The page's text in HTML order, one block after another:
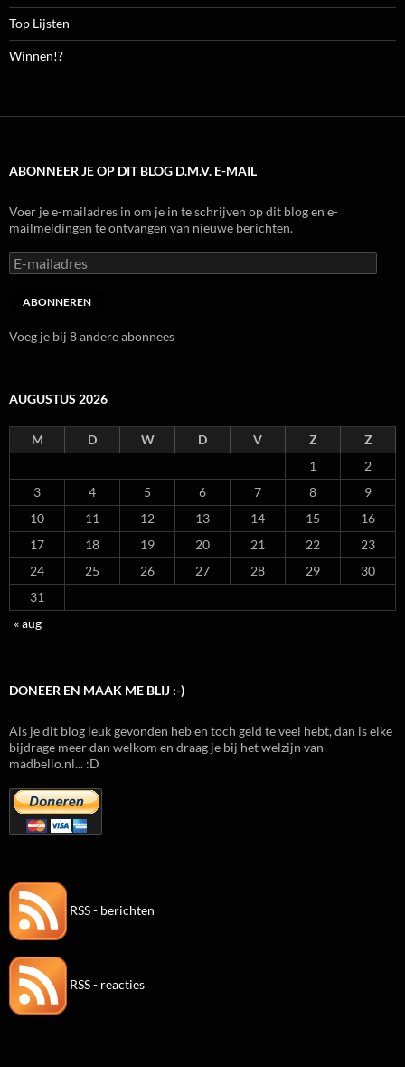
Top Lijsten
Winnen!?
ABONNEER JE OP DIT BLOG D.M.V. E-MAIL
Voer je e-mailadres in om je in te schrijven op dit blog en e-
mailmeldingen te ontvangen van nieuwe berichten.
E-
mailadres
ABONNEREN
Voeg je bij 8 andere abonnees
AUGUSTUS 2026
M D W D V Z
Z
1
2
3
4 5 6 7 8
9
10
11 12 13 14 15
16
17
18 19 20 21 22
23
24
25 26 27 28 29
30
31
« aug
DONEER EN MAAK ME BLIJ :-)
Als je dit blog leuk gevonden heb en toch geld te veel hebt, dan is elke
bijdrage meer dan welkom en draag je bij het welzijn van
madbello.nl... :D
RSS - berichten
RSS - reacties